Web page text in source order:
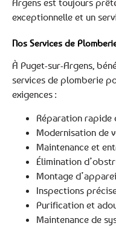
exceptionnelle et un
Nos Services de
À Puget-sur-Argens,
services de plomberie
exigences :
Réparation rapide
Modernisation de
Maintenance et
Élimination
Montage
Inspections
Purification et
Maintenance de